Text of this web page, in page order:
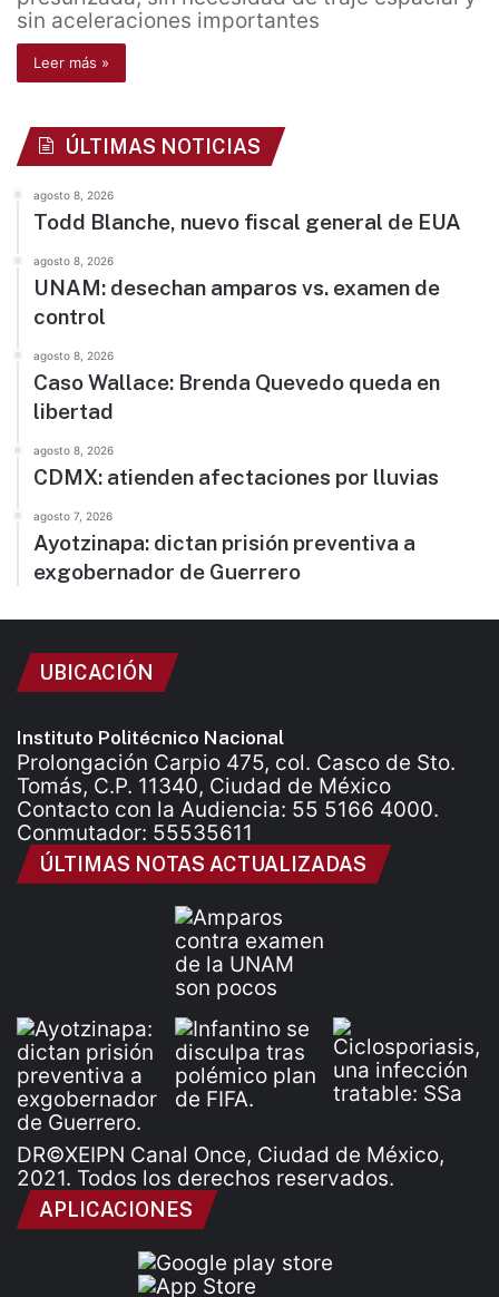
sin aceleraciones importantes
Leer más »
ÚLTIMAS NOTICIAS
agosto 8, 2026
Todd Blanche, nuevo fiscal general de EUA
agosto 8, 2026
UNAM: desechan amparos vs. examen de
control
agosto 8, 2026
Caso Wallace: Brenda Quevedo queda en
libertad
agosto 8, 2026
CDMX: atienden afectaciones por lluvias
agosto 7, 2026
Ayotzinapa: dictan prisión preventiva a
exgobernador de Guerrero
UBICACIÓN
Instituto Politécnico Nacional
Prolongación Carpio 475, col. Casco de Sto.
Tomás, C.P. 11340, Ciudad de México
Contacto con la Audiencia: 55 5166 4000.
Conmutador: 55535611
ÚLTIMAS NOTAS ACTUALIZADAS
DR©XEIPN Canal Once, Ciudad de México,
2021. Todos los derechos reservados.
APLICACIONES